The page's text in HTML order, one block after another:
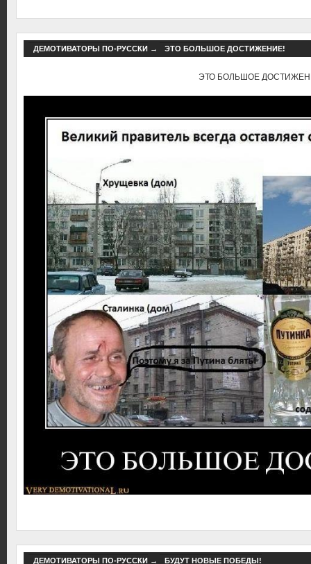
ДЕМОТИВАТОРЫ ПО-РУССКИ→ ЭТО БОЛЬШОЕ ДОСТИЖЕНИЕ!
ЭТО БОЛЬШОЕ
ДЕМОТИВАТОРЫ ПО-РУССКИ→ БУДУТ НОВЫЕ ПОБЕДЫ!